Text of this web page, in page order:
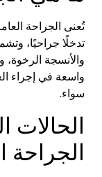
تُعنى الجراحة
تدخلًا جراحيًا،
والأنسجة الرخوة،
واسعة في إجراء
سواء.
الحالات
الجراحة